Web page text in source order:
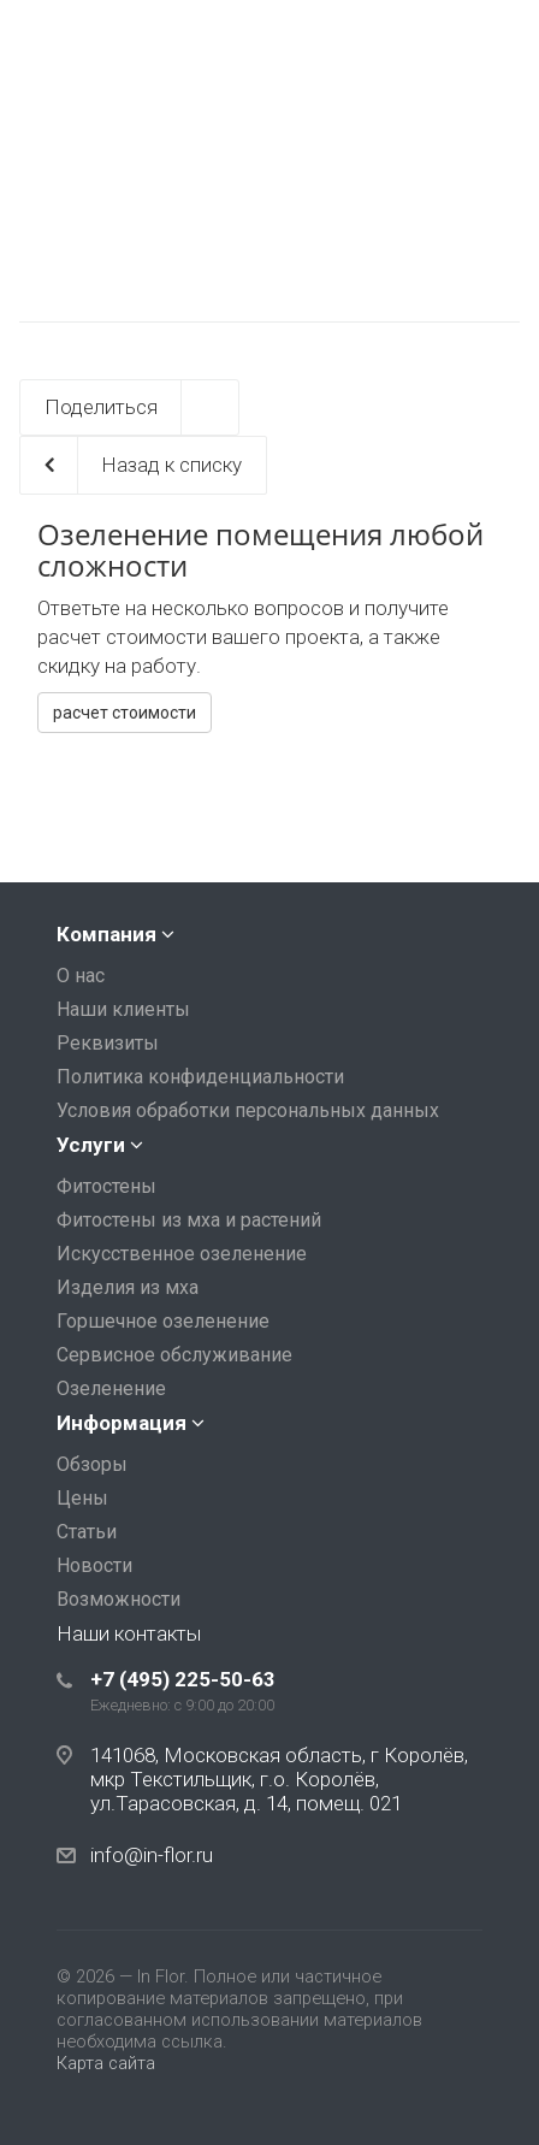
Поделиться
Назад к списку
Озеленение помещения любой
сложности
Ответьте на несколько вопросов и получите
расчет стоимости вашего проекта, а также
скидку на работу.
расчет стоимости
Компания
О нас
Наши клиенты
Реквизиты
Политика конфиденциальности
Условия обработки персональных данных
Услуги
Фитостены
Фитостены из мха и растений
Искусственное озеленение
Изделия из мха
Горшечное озеленение
Сервисное обслуживание
Озеленение
Информация
Обзоры
Цены
Статьи
Новости
Возможности
Наши контакты
+7 (495) 225-50-63
Ежедневно: с 9:00 до 20:00
141068, Московская область, г Королёв,
мкр Текстильщик, г.о. Королёв,
ул.Тарасовская, д. 14, помещ. 021
info@in-flor.ru
© 2026 — In Flor. Полное или частичное
копирование материалов запрещено, при
согласованном использовании материалов
необходима ссылка.
Карта сайта